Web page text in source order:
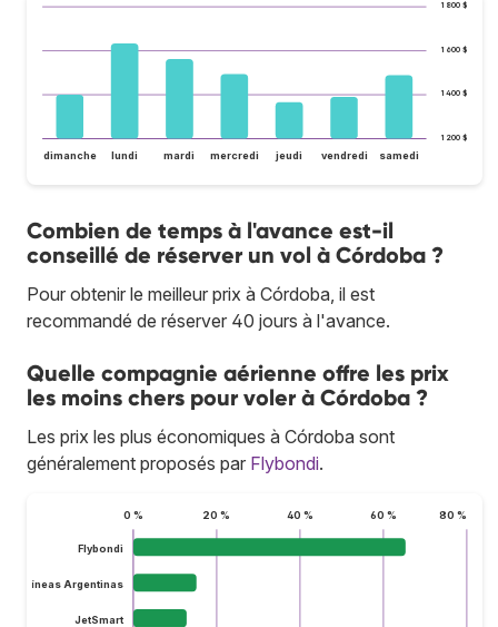
1 200 $
1 400 $
1 600 $
1 800 $
dimanche lundi mardi mercredi jeudi vendredi samedi
Combien de temps à l'avance est-il
conseillé de réserver un vol à Córdoba ?
Pour obtenir le meilleur prix à Córdoba, il est
recommandé de réserver 40 jours à l'avance.
Quelle compagnie aérienne offre les prix
les moins chers pour voler à Córdoba ?
Les prix les plus économiques à Córdoba sont
généralement proposés par Flybondi.
0 % 20 % 40 % 60 % 80 %
Flybondi
Aerolíneas Argentinas
JetSmart